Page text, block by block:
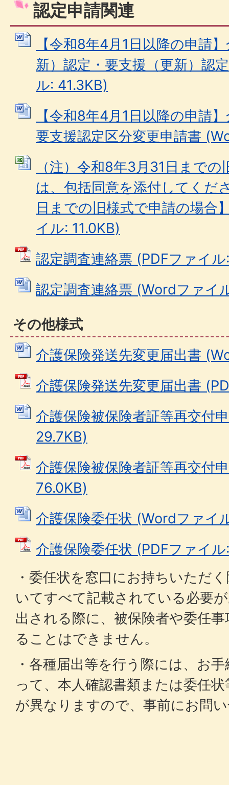
認定申請関連
【令和8年4月1日以降の申請
新）認定・要支援（更新）認
ル: 41.3KB)
【令和8年4月1日以降の申請
要支援認定区分変更申請書
（注）令和8年3月31日まで
は、包括同意を添付してくだ
日までの旧様式で申請の場合
イル: 11.0KB)
認定調査連絡票 (PDFファイ
認定調査連絡票 (Wordファイ
その他様式
介護保険発送先変更届出書
介護保険発送先変更届出書
介護保険被保険者証等再交付
29.7KB)
介護保険被保険者証等再交付
76.0KB)
介護保険委任状 (Wordファイ
介護保険委任状 (PDFファイ
・委任状を窓口にお持ちいただ
いてすべて記載されている必要
出される際に、被保険者や委任
ることはできません。
・各種届出等を行う際には、お
って、本人確認書類または委任
が異なりますので、事前にお問